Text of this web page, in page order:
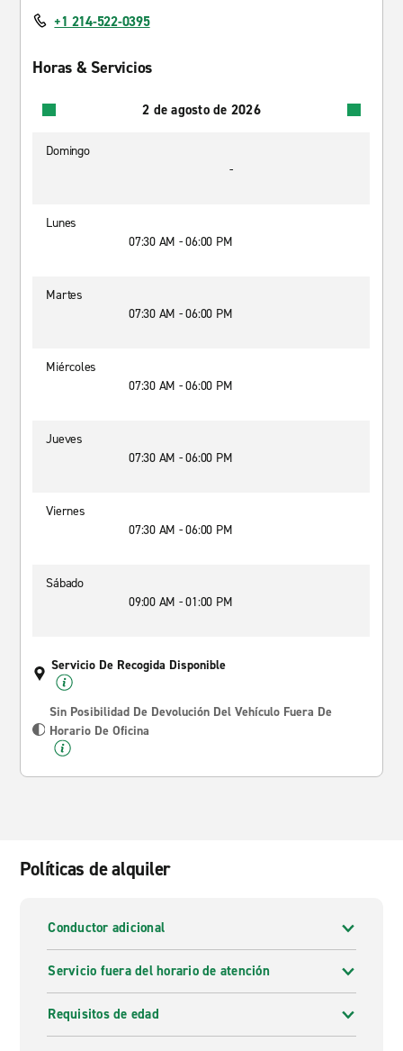
+1 214-522-0395
Horas & Servicios
2 de agosto de 2026
Domingo
-
Lunes
07:30 AM - 06:00 PM
Martes
07:30 AM - 06:00 PM
Miércoles
07:30 AM - 06:00 PM
Jueves
07:30 AM - 06:00 PM
Viernes
07:30 AM - 06:00 PM
Sábado
09:00 AM - 01:00 PM
Servicio De Recogida Disponible
Sin Posibilidad De Devolución Del Vehículo Fuera De
Horario De Oficina
Políticas de alquiler
Conductor adicional
Servicio fuera del horario de atención
Requisitos de edad